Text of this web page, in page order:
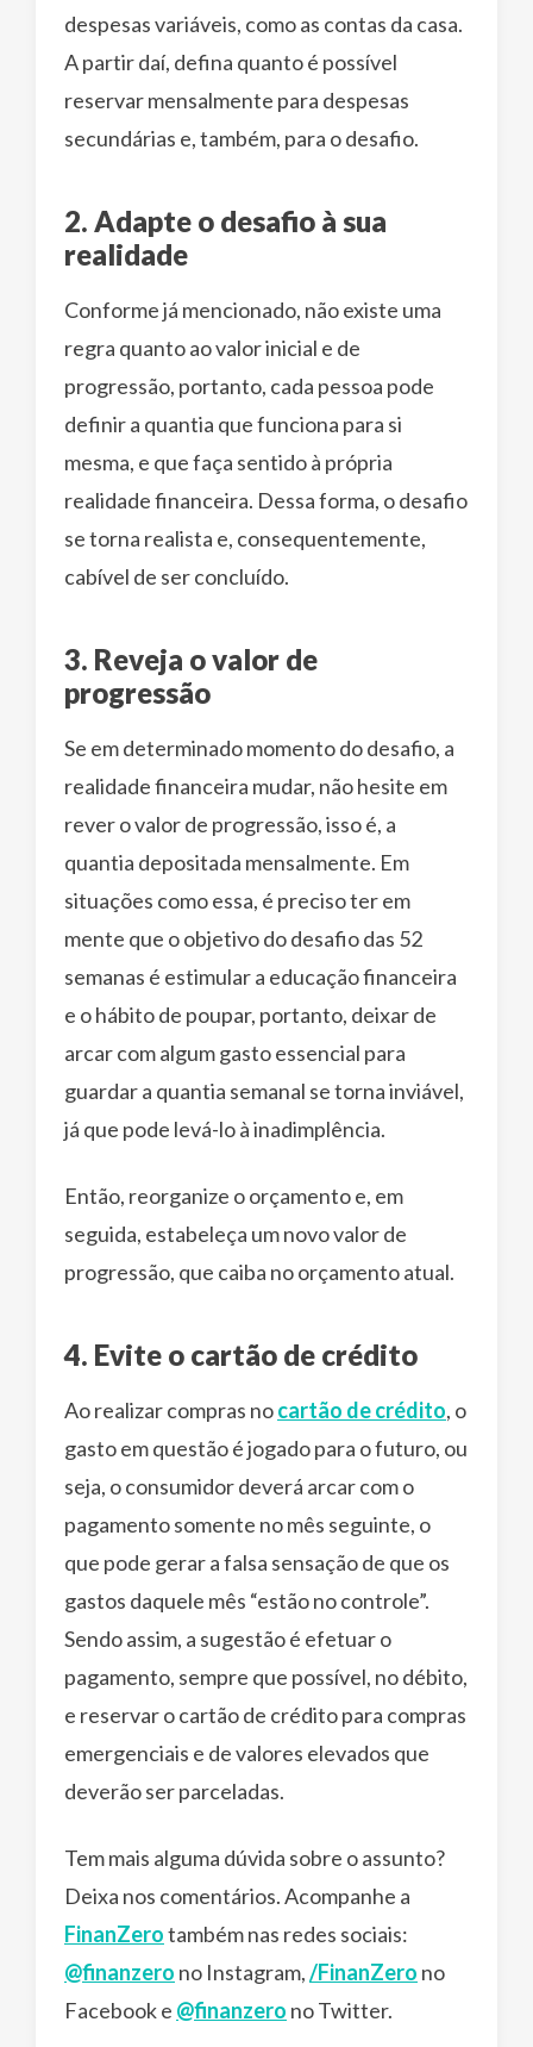
despesas variáveis, como as contas da casa.
A partir daí, defina quanto é possível
reservar mensalmente para despesas
secundárias e, também, para o desafio.
2. Adapte o desafio à sua
realidade
Conforme já mencionado, não existe uma
regra quanto ao valor inicial e de
progressão, portanto, cada pessoa pode
definir a quantia que funciona para si
mesma, e que faça sentido à própria
realidade financeira. Dessa forma, o desafio
se torna realista e, consequentemente,
cabível de ser concluído.
3. Reveja o valor de
progressão
Se em determinado momento do desafio, a
realidade financeira mudar, não hesite em
rever o valor de progressão, isso é, a
quantia depositada mensalmente. Em
situações como essa, é preciso ter em
mente que o objetivo do desafio das 52
semanas é estimular a educação financeira
e o hábito de poupar, portanto, deixar de
arcar com algum gasto essencial para
guardar a quantia semanal se torna inviável,
já que pode levá-lo à inadimplência.
Então, reorganize o orçamento e, em
seguida, estabeleça um novo valor de
progressão, que caiba no orçamento atual.
4. Evite o cartão de crédito
Ao realizar compras nocartão de crédito, o
gasto em questão é jogado para o futuro, ou
seja, o consumidor deverá arcar com o
pagamento somente no mês seguinte, o
que pode gerar a falsa sensação de que os
gastos daquele mês “estão no controle”.
Sendo assim, a sugestão é efetuar o
pagamento, sempre que possível, no débito,
e reservar o cartão de crédito para compras
emergenciais e de valores elevados que
deverão ser parceladas.
Tem mais alguma dúvida sobre o assunto?
Deixa nos comentários. Acompanhe a
FinanZerotambém nas redes sociais:
@finanzero no Instagram,/FinanZero no
Facebook e @finanzero no Twitter.